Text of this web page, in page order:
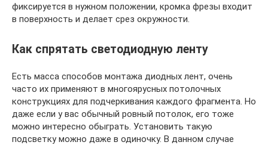
фиксируется в нужном положении, кромка фрезы входит
в поверхность и делает срез окружности.
Как спрятать светодиодную ленту
Есть масса способов монтажа диодных лент, очень
часто их применяют в многоярусных потолочных
конструкциях для подчеркивания каждого фрагмента. Но
даже если у вас обычный ровный потолок, его тоже
можно интересно обыграть. Установить такую
подсветку можно даже в одиночку. В данном случае